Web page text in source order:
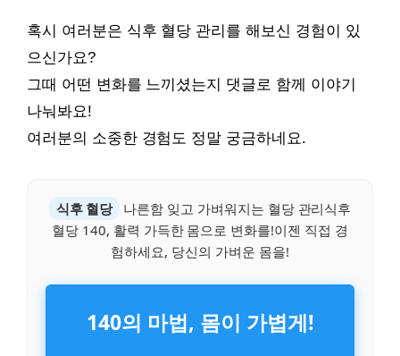
혹시 여러분은 식후 혈당 관리를 해보신 경험이 있
으신가요?
그때 어떤 변화를 느끼셨는지 댓글로 함께 이야기
나눠봐요!
여러분의 소중한 경험도 정말 궁금하네요.
식후 혈당
나른함 잊고 가벼워지는 혈당 관리식후
혈당 140, 활력 가득한 몸으로 변화를!이젠 직접 경
험하세요, 당신의 가벼운 몸을!
140의 마법, 몸이 가볍게!